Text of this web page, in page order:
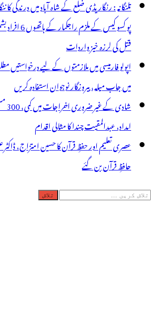
تلنگانہ : رنگاریڈی ضلع کے شاہ آباد میں درندگی
قتل کی لرزہ خیز واردات
میں جاب میلہ، بیروزگار نوجوان استفادہ کریں
امداد، عبدالمقیت چندا کا مثالی اقدام
عصری تعلیم اور حفظِ قرآن کا حسین امتزاج،
حافظِ قرآن بن گئے
تلاش